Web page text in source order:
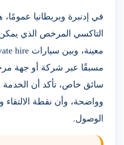
في إدنبرة وبريطانيا
التاكسي المرخص الذي
مسبقًا عبر شركة أو جهة
سائق خاص، تأكد أن الخدمة
وواضحة، وأن نقطة
الوصول.